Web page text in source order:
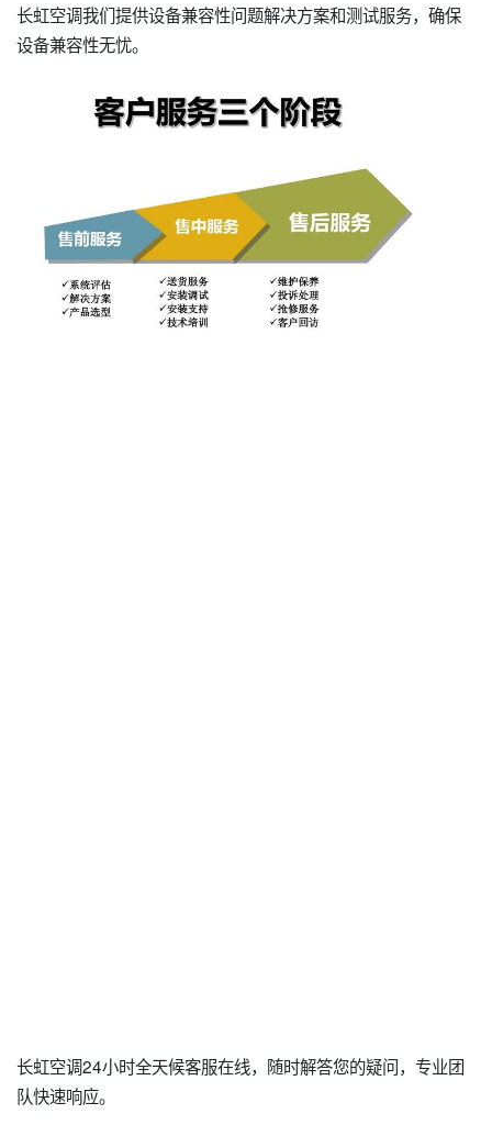
长虹空调我们提供设备兼容性问题解决方案和测试服务，确保
设备兼容性无忧。
长虹空调24小时全天候客服在线，随时解答您的疑问，专业团
队快速响应。